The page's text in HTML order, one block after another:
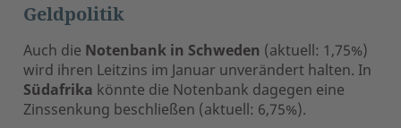
Geldpolitik
Auch die Notenbank in Schweden (aktuell: 1,75%)
wird ihren Leitzins im Januar unverändert halten. In
Südafrika könnte die Notenbank dagegen eine
Zinssenkung beschließen (aktuell: 6,75%).